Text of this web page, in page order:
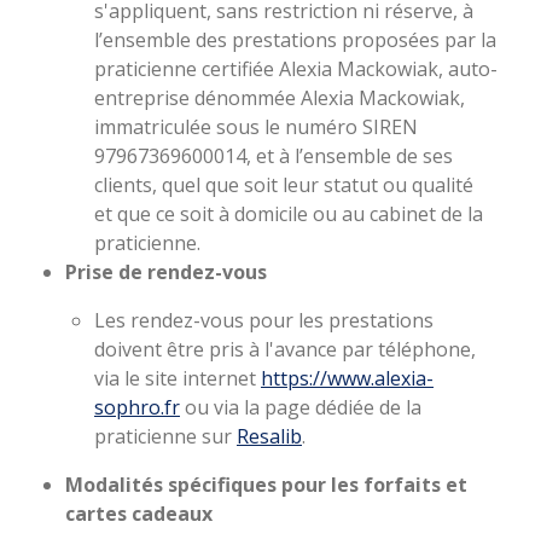
s'appliquent, sans restriction ni réserve, à
l’ensemble des prestations proposées par la
praticienne certifiée Alexia Mackowiak, auto-
entreprise dénommée Alexia Mackowiak,
immatriculée sous le numéro SIREN
97967369600014, et à l’ensemble de ses
clients, quel que soit leur statut ou qualité
etque ce soit à domicile ou au cabinet de la
praticienne.
Prise de rendez-vous
Les rendez-vous pour les prestations
doivent être pris à l'avance par téléphone,
via le site internet https://www.alexia-
sophro.frou via la page dédiée de la
praticienne sur Resalib.
Modalités spécifiques pour les forfaits et
cartes cadeaux